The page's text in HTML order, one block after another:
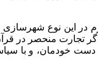
در این نوع
تجارت منحصر در
خودمان، و با